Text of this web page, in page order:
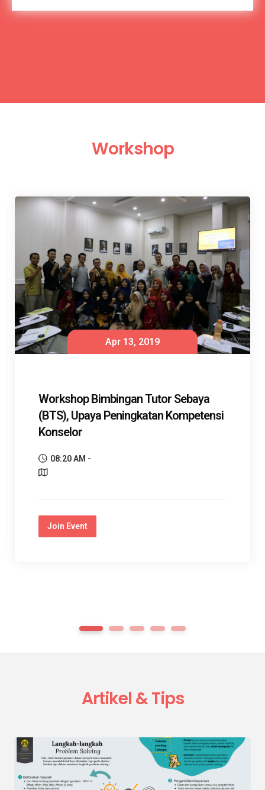
Workshop
Apr 13, 2019
Workshop Bimbingan Tutor Sebaya
(BTS), Upaya Peningkatan Kompetensi
Konselor
08:20 AM -
Join Event
1 2 3 4 5
Artikel & Tips